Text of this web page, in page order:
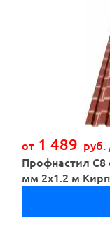
от 1 489 руб.
Профнастил С8
мм 2х1.2 м